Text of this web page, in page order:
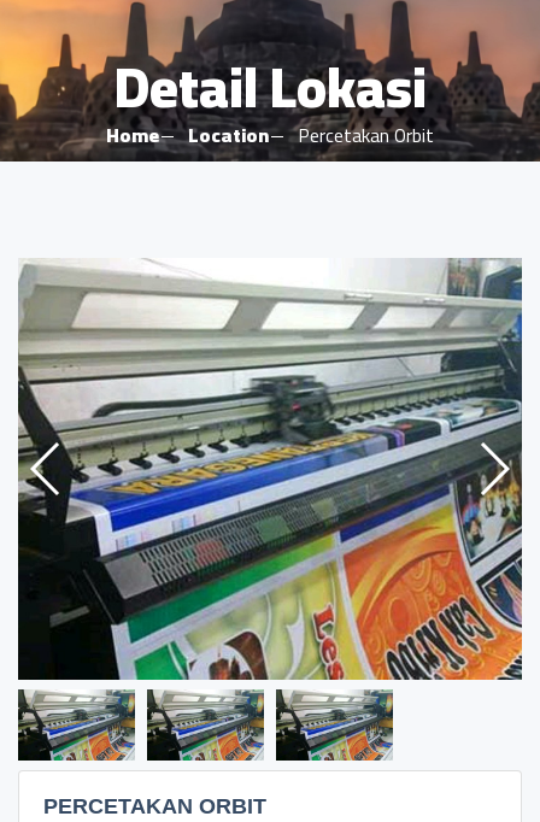
Detail Lokasi
Home Location Percetakan Orbit
PERCETAKAN ORBIT